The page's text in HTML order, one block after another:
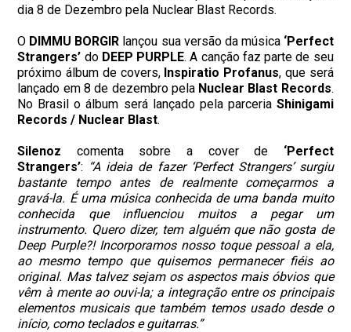
dia 8 de Dezembro pela Nuclear Blast Records.
O DIMMU BORGIR lançou sua versão da música ‘Perfect
Strangers’ do DEEP PURPLE. A canção faz parte de seu
próximo álbum de covers, Inspiratio Profanus, que será
lançado em 8 de dezembro pela Nuclear Blast Records.
No Brasil o álbum será lançado pela parceria Shinigami
Records / Nuclear Blast.
Silenoz comenta sobre a cover de ‘Perfect
Strangers’: “A ideia de fazer ‘Perfect Strangers’ surgiu
bastante tempo antes de realmente começarmos a
gravá-la. É uma música conhecida de uma banda muito
conhecida que influenciou muitos a pegar um
instrumento. Quero dizer, tem alguém que não gosta de
Deep Purple?! Incorporamos nosso toque pessoal a ela,
ao mesmo tempo que quisemos permanecer fiéis ao
original. Mas talvez sejam os aspectos mais óbvios que
vêm à mente ao ouvi-la; a integração entre os principais
elementos musicais que também temos usado desde o
início, como teclados e guitarras.”